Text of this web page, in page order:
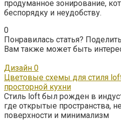
продуманное зонирование,
беспорядку и неудобству.
0
Понравилась статья?
Вам также может быть
Дизайн 0
Цветовые схемы для стиля
просторной кухни
Стиль loft был рожден в
где открытые пространства,
поверхности и минимализм